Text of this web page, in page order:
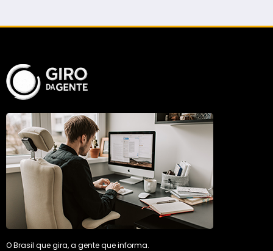
O Brasil que gira, a gente que informa.